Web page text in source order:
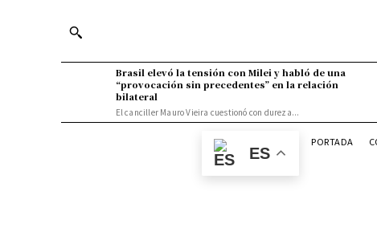
Brasil elevó la tensión con Milei y habló de una
“provocación sin precedentes” en la relación
bilateral
El canciller Mauro Vieira cuestionó con dureza...
ES
PORTADA